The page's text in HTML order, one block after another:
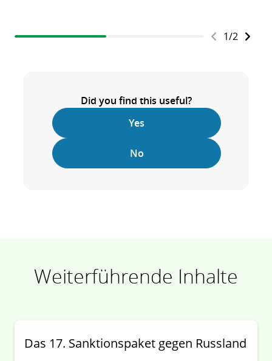
1/2
Did you find this useful?
Yes
No
Weiterführende Inhalte
Das 17. Sanktionspaket gegen Russland